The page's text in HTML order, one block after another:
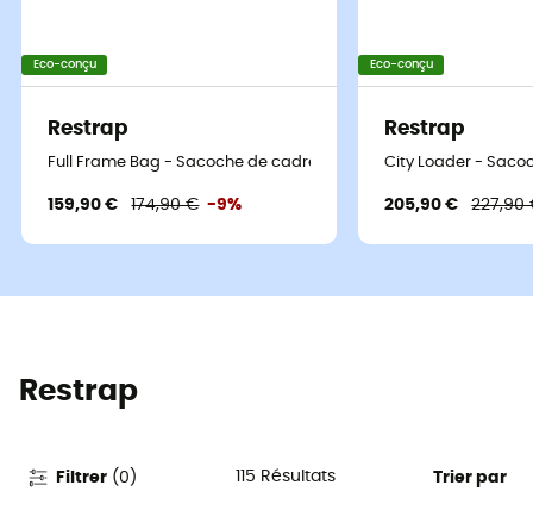
Eco-conçu
Restrap
Full Frame Bag - Sacoche de cadre vélo
159,90 € 174,90 € -9%
Eco-conçu
Restrap
City Loader -
205,90 € 227,90
Restrap
Filtrer (0 ) 115 Résultats Trier par